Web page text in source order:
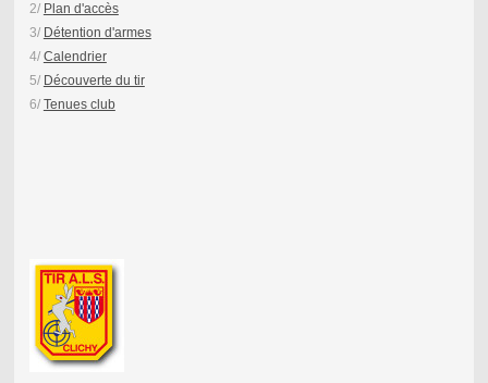
2/ Plan d'accès
3/ Détention d'armes
4/ Calendrier
5/ Découverte du tir
6/ Tenues club